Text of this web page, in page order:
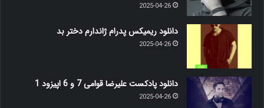
2025-04-26
دانلود ریمیکس پدرام ژاندارم دختر بد
2025-04-26
دانلود پادکست علیرضا قوامی 7 و 6 اپیزود 1
2025-04-26